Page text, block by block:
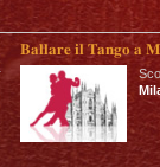
Ballare il Tango a